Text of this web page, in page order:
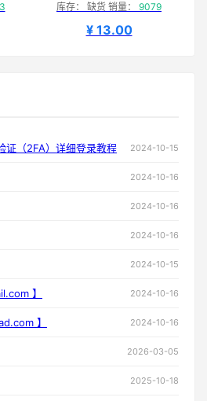
库存： 缺货 销量： 9079
¥ 13.00
证（2FA）详细登录教程 2024-10-15
2024-10-16
2024-10-16
2024-10-16
2024-10-15
】 2024-10-16
】 2024-10-16
2026-03-05
2025-10-18